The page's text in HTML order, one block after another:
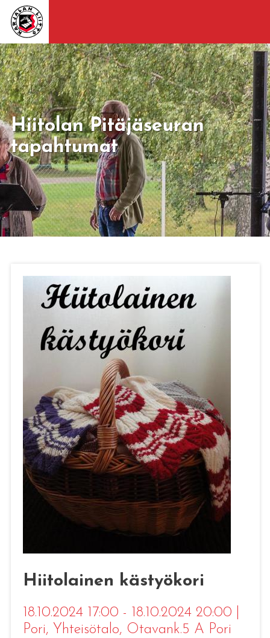
Hiitolan Pitäjäseuran
tapahtumat
Hiitolainen kästyökori
18.10.2024 17:00 - 18.10.2024 20:00
Pori, Yhteisötalo, Otavank.5 A Pori